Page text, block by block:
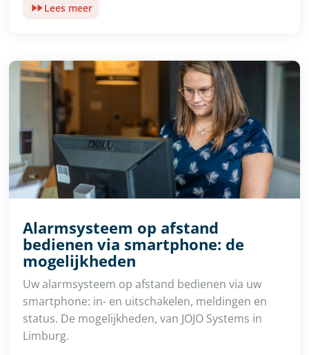
Lees meer
Alarmsysteem op afstand
bedienen via smartphone: de
mogelijkheden
Uw alarmsysteem op afstand bedienen via uw
smartphone: in- en uitschakelen, meldingen en
status. De mogelijkheden, van JOJO Systems in
Limburg.